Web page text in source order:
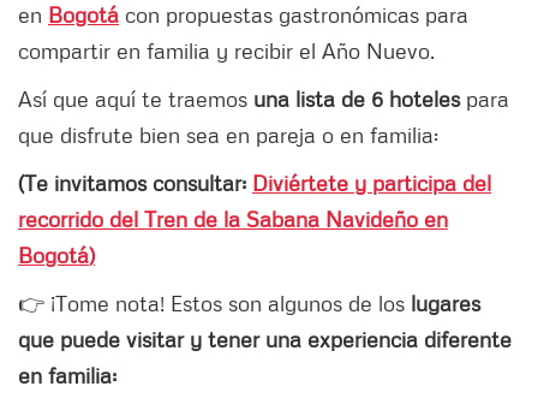
en Bogotá con propuestas gastronómicas para
compartir en familia y recibir el Año Nuevo.
Así que aquí te traemos una lista de 6 hoteles para
que disfrute bien sea en pareja o en familia:
(Te invitamos consultar: Diviértete y participa del
recorrido del Tren de la Sabana Navideño en
Bogotá)
👉 ¡Tome nota! Estos son algunos de los lugares
que puede visitar y tener una experiencia diferente
en familia: